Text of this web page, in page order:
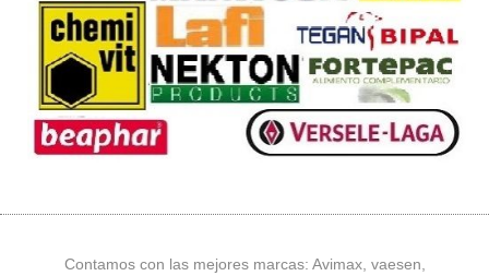
Contamos con las mejores marcas: Avimax, vaesen,